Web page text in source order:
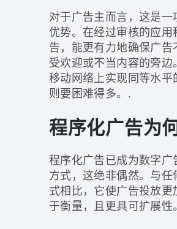
对于广告主而言，这是一
优势。在经过审核的应用
告，能更有力地确保广告
受欢迎或不当内容的旁边
移动网络上实现同等水平
则要困难得多。.
程序化广告为
程序化广告已成为数字广
方式，这绝非偶然。与任
式相比，它使广告投放更
于衡量，且更具可扩展性